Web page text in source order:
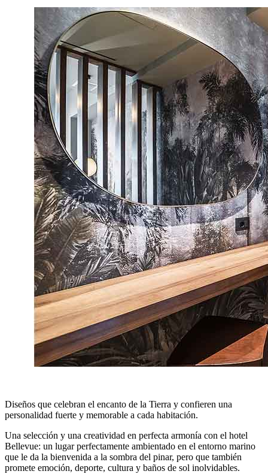
Diseños que celebran el encanto de la Tierra y confieren una
personalidad fuerte y memorable a cada habitación.
Una selección y una creatividad en perfecta armonía con el hotel
Bellevue: un lugar perfectamente ambientado en el entorno marino
que le da la bienvenida a la sombra del pinar, pero que también
promete emoción, deporte, cultura y baños de sol inolvidables.